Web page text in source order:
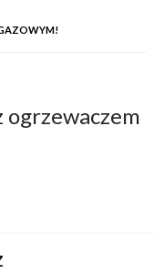
ogrzewaczem